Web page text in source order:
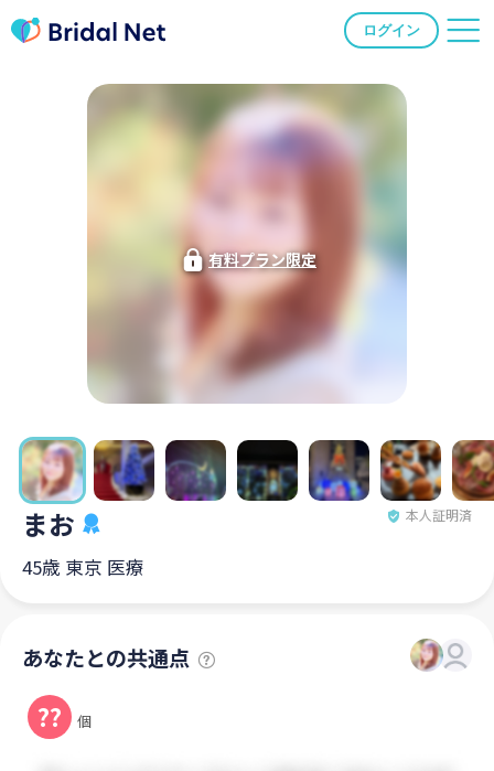
ログイン
有料プラン限定
まお 本人証明済
45歳 東京 医療
あなたとの共通点
?? 個